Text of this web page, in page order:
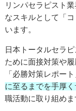
リンパセラピスト
なスキルとして「
います。
日本トータルセラ
ために面接対策や
「必勝対策レポー
に至るまでを手厚く
職活動に取り組めま